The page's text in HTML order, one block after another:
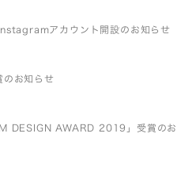
アカウント開設のお知らせ
お知らせ
DESIGN AWARD 2019」受賞のお